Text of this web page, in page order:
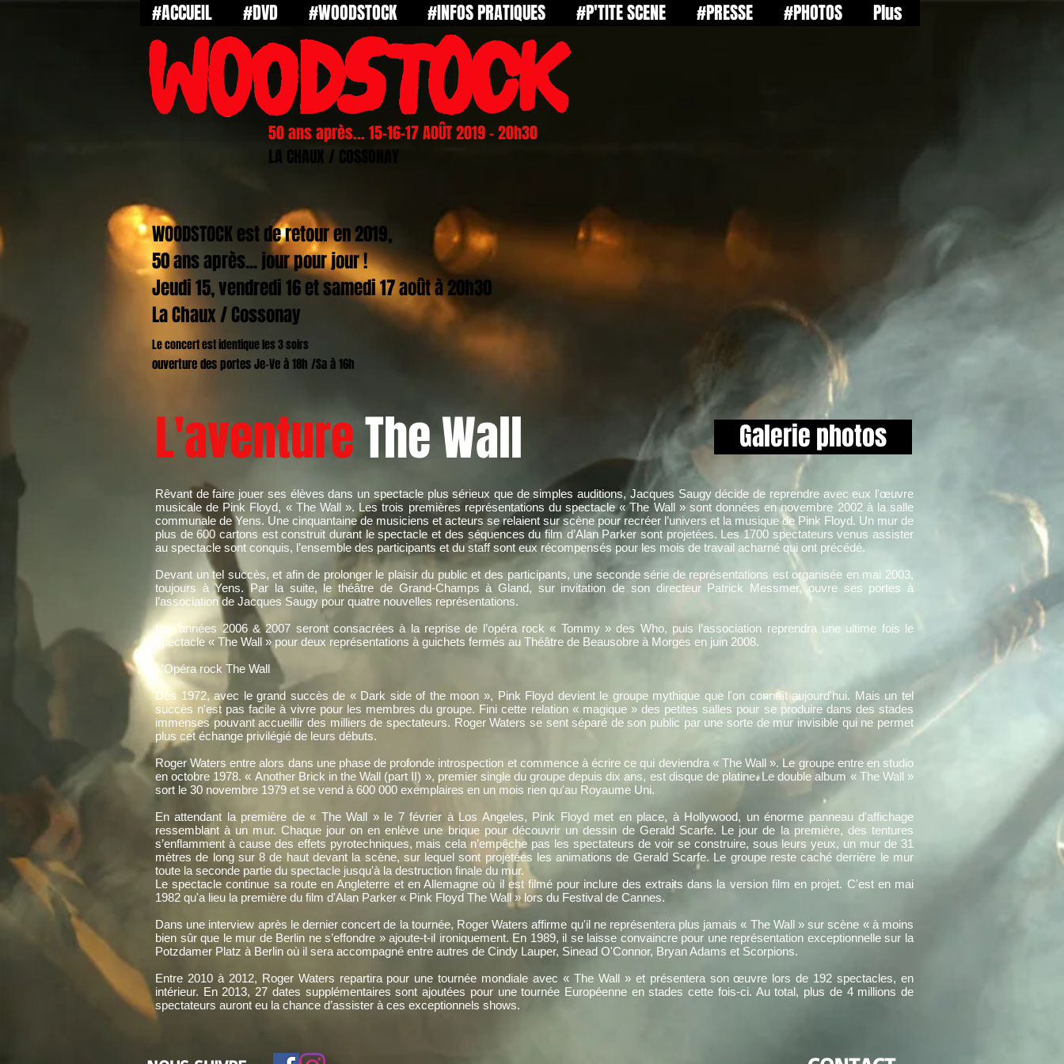
#ACCUEIL #DVD #WOODSTOCK #INFOS PRATIQUES #P'TITE SCENE #PRESSE #PHOTOS Plus
50 ans après... 15-16-17 AOÛT 2019 - 20h30
LA CHAUX / COSSONAY
WOODSTOCK est de retour en 2019,
50 ans après... jour pour jour !
Jeudi 15, vendredi 16 et samedi 17 août à 20h30
La Chaux / Cossonay
Le concert est identique les 3 soirs
ouverture des portes Je-Ve à 18h /Sa à 16h
L'aventureThe Wall
Rêvant de faire jouer ses élèves dans un spectacle plus sérieux que de simples auditions, Jacques Saugy décide de reprendre avec eux l'œuvre
musicale de Pink Floyd, « The Wall ». Les trois premières représentations du spectacle « The Wall » sont données en novembre 2002 à la salle
communale de Yens. Une cinquantaine de musiciens et acteurs se relaient sur scène pour recréer l’univers et la musique de Pink Floyd. Un mur de
plus de 600 cartons est construit durant le spectacle et des séquences du film d’Alan Parker sont projetées. Les 1700 spectateurs venus assister
au spectacle sont conquis, l’ensemble des participants et du staff sont eux récompensés pour les mois de travail acharné qui ont précédé.
Devant un tel succès, et afin de prolonger le plaisir du public et des participants, une seconde série de représentations est organisée en mai 2003,
toujours à Yens. Par la suite, le théâtre de Grand-Champs à Gland, sur invitation de son directeur Patrick Messmer, ouvre ses portes à
l’association de Jacques Saugy pour quatre nouvelles représentations.
Les années 2006 & 2007 seront consacrées à la reprise de l’opéra rock « Tommy » des Who, puis l’association reprendra une ultime fois le
spectacle « The Wall » pour deux représentations à guichets fermés au Théâtre de Beausobre à Morges en juin 2008.
L'Opéra rock The Wall
Dès 1972, avec le grand succès de « Dark side of the moon », Pink Floyd devient le groupe mythique que l'on connaît aujourd'hui. Mais un tel
succès n'est pas facile à vivre pour les membres du groupe. Fini cette relation « magique » des petites salles pour se produire dans des stades
immenses pouvant accueillir des milliers de spectateurs. Roger Waters se sent séparé de son public par une sorte de mur invisible qui ne permet
plus cet échange privilégié de leurs débuts.
Roger Waters entre alors dans une phase de profonde introspection et commence à écrire ce qui deviendra « The Wall ». Le groupe entre en studio
en octobre 1978. « Another Brick in the Wall (part II) », premier single du groupe depuis dix ans, est disque de platine. Le double album « The Wall »
sort le 30 novembre 1979 et se vend à 600 000 exemplaires en un mois rien qu'au Royaume Uni.
En attendant la première de « The Wall » le 7 février à Los Angeles, Pink Floyd met en place, à Hollywood, un énorme panneau d'affichage
ressemblant à un mur. Chaque jour on en enlève une brique pour découvrir un dessin de Gerald Scarfe. Le jour de la première, des tentures
s’enflamment à cause des effets pyrotechniques, mais cela n’empêche pas les spectateurs de voir se construire, sous leurs yeux, un mur de 31
mètres de long sur 8 de haut devant la scène, sur lequel sont projetées les animations de Gerald Scarfe. Le groupe reste caché derrière le mur
toute la seconde partie du spectacle jusqu'à la destruction finale du mur.
Le spectacle continue sa route en Angleterre et en Allemagne où il est filmé pour inclure des extraits dans la version film en projet. C'est en mai
1982 qu'a lieu la première du film d'Alan Parker « Pink Floyd The Wall » lors du Festival de Cannes.
Dans une interview après le dernier concert de la tournée, Roger Waters affirme qu'il ne représentera plus jamais « The Wall » sur scène « à moins
bien sûr que le mur de Berlin ne s’effondre » ajoute-t-il ironiquement. En 1989, il se laisse convaincre pour une représentation exceptionnelle sur la
Potzdamer Platz à Berlin où il sera accompagné entre autres de Cindy Lauper, Sinead O'Connor, Bryan Adams et Scorpions.
Entre 2010 à 2012, Roger Waters repartira pour une tournée mondiale avec « The Wall » et présentera son œuvre lors de 192 spectacles, en
intérieur. En 2013, 27 dates supplémentaires sont ajoutées pour une tournée Européenne en stades cette fois-ci. Au total, plus de 4 millions de
spectateurs auront eu la chance d’assister à ces exceptionnels shows.
Galerie photos